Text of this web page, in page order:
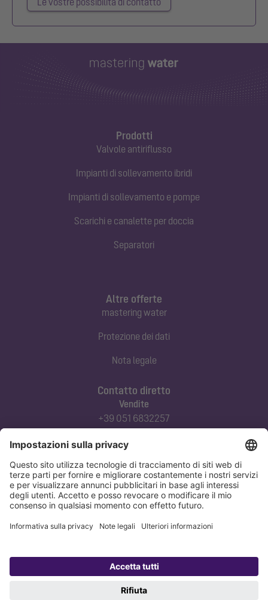
Prodotti
Valvole antiriflusso
Impianti di sollevamento ibridi
Impianti di sollevamento e pompe
Scarichi e canalette per doccia
Separatori
Contatto diretto
Vendite
+39 051 6832257
+39 342-8970379
assistenza@kessel-italia.it
Altre offerte
mastering water
Protezione dei dati
Nota legale
Copyright 1998-2026 KESSEL SE + Co. KG, Bahnhofstraße 31, 85101 Lenting,
Protezione dei dati Nota legale